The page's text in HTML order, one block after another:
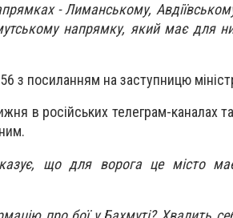
- Лиманському,
напрямку, який має для
з посиланням на заступницю
в російських телеграм-
що для ворога це місто